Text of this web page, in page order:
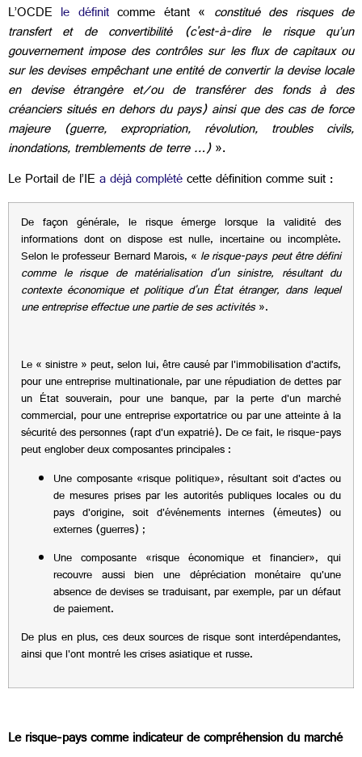
L’OCDE le définitcomme étant « constitué des risques de
transfert et de convertibilité (c'est-à-dire le risque qu’un
gouvernement impose des contrôles sur les flux de capitaux ou
sur les devises empêchant une entité de convertir la devise locale
en devise étrangère et/ou de transférer des fonds à des
créanciers situés en dehors du pays) ainsi que des cas de force
majeure (guerre, expropriation, révolution, troubles civils,
inondations, tremblements de terre …)».
Le Portail de l’IEa déjà complétécette définition comme suit :
De façon générale, le risque émerge lorsque la validité des
informations dont on dispose est nulle, incertaine ou incomplète.
Selon le professeur Bernard Marois, « le risque-pays peut être défini
comme le risque de matérialisation d'un sinistre, résultant du
contexte économique et politique d'un État étranger, dans lequel
une entreprise effectue une partie de ses activités».
Le « sinistre » peut, selon lui, être causé par l'immobilisation d'actifs,
pour une entreprise multinationale, par une répudiation de dettes par
un État souverain, pour une banque, par la perte d'un marché
commercial, pour une entreprise exportatrice ou par une atteinte à la
sécurité des personnes (rapt d'un expatrié). De ce fait, le risque-pays
peut englober deux composantes principales :
Une composante «risque politique», résultant soit d'actes ou
de mesures prises par les autorités publiques locales ou du
pays d'origine, soit d'événements internes (émeutes) ou
externes (guerres) ;
Une composante «risque économique et financier», qui
recouvre aussi bien une dépréciation monétaire qu'une
absence de devises se traduisant, par exemple, par un défaut
de paiement.
De plus en plus, ces deux sources de risque sont interdépendantes,
ainsi que l'ont montré les crises asiatique et russe.
Le risque-pays comme indicateur de compréhension du marché